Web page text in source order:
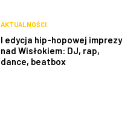
AKTUALNOŚCI
I edycja hip-hopowej imprezy
nad Wisłokiem: DJ, rap,
dance, beatbox